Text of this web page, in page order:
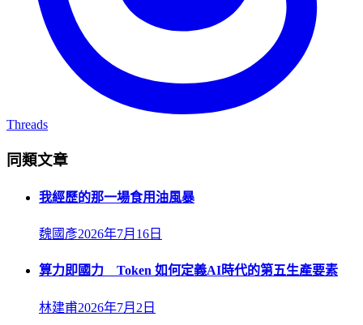
Threads
同類文章
我經歷的那一場食用油風暴
魏國彥2026年7月16日
算力即國力 Token 如何定義AI時代的第五生產要素
林建甫2026年7月2日